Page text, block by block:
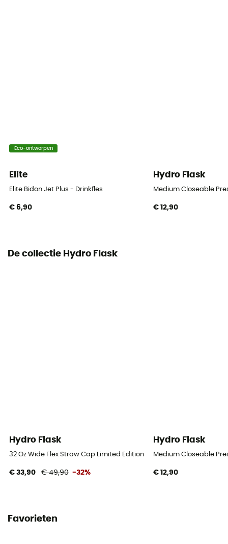
Eco-ontworpen
Elite
Elite Bidon Jet Plus - Drinkfles
€ 6,90
Hydro Flask
Medium Closeable
€ 12,90
De collectie Hydro Flask
Hydro Flask
32 Oz Wide Flex Straw Cap Limited Edition - Drinkfles
€ 33,90 € 49,90 -32%
Hydro Flask
Medium Closeable
€ 12,90
Favorieten